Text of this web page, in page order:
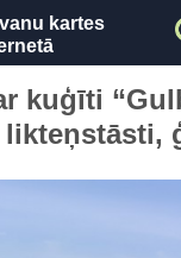
kartes
kuģīti